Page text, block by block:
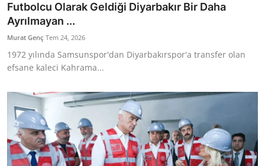
Futbolcu Olarak Geldiği Diyarbakır Bir Daha
Ayrılmayan ...
Murat Genç Tem 24, 2026
1972 yılında Samsunspor'dan Diyarbakırspor'a transfer olan
efsane kaleci Kahrama...